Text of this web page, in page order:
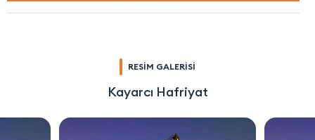
RESİM GALERİSİ
Kayarcı Hafriyat